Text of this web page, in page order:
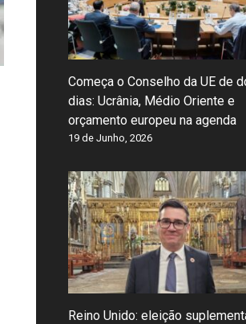
Começa o Conselho da UE de
dias: Ucrânia, Médio Oriente e
orçamento europeu na agenda
19 de Junho, 2026
Reino Unido: eleição